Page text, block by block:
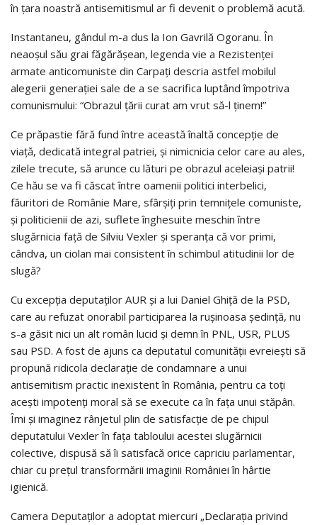
în țara noastră antisemitismul ar fi devenit o problemă acută.
Instantaneu, gândul m-a dus la Ion Gavrilă Ogoranu. În
neaoșul său grai făgărășean, legenda vie a Rezistenței
armate anticomuniste din Carpați descria astfel mobilul
alegerii generației sale de a se sacrifica luptând împotriva
comunismului: “Obrazul țării curat am vrut să-l ținem!”
Ce prăpastie fără fund între această înaltă concepție de
viață, dedicată integral patriei, și nimicnicia celor care au ales,
zilele trecute, să arunce cu lături pe obrazul aceleiași patrii!
Ce hău se va fi căscat între oamenii politici interbelici,
făuritori de Românie Mare, sfârșiți prin temnițele comuniste,
și politicienii de azi, suflete înghesuite meschin între
slugărnicia față de Silviu Vexler și speranța că vor primi,
cândva, un ciolan mai consistent în schimbul atitudinii lor de
slugă?
Cu excepția deputaților AUR și a lui Daniel Ghiță de la PSD,
care au refuzat onorabil participarea la rușinoasa ședință, nu
s-a găsit nici un alt român lucid și demn în PNL, USR, PLUS
sau PSD. A fost de ajuns ca deputatul comunității evreiești să
propună ridicola declarație de condamnare a unui
antisemitism practic inexistent în România, pentru ca toți
acești impotenți moral să se execute ca în fața unui stăpân.
Îmi și imaginez rânjetul plin de satisfacție de pe chipul
deputatului Vexler în fața tabloului acestei slugărnicii
colective, dispusă să îi satisfacă orice capriciu parlamentar,
chiar cu prețul transformării imaginii României în hârtie
igienică.
Camera Deputaților a adoptat miercuri „Declarația privind